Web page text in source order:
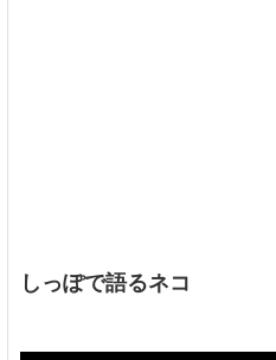
しっぽで語るネコ